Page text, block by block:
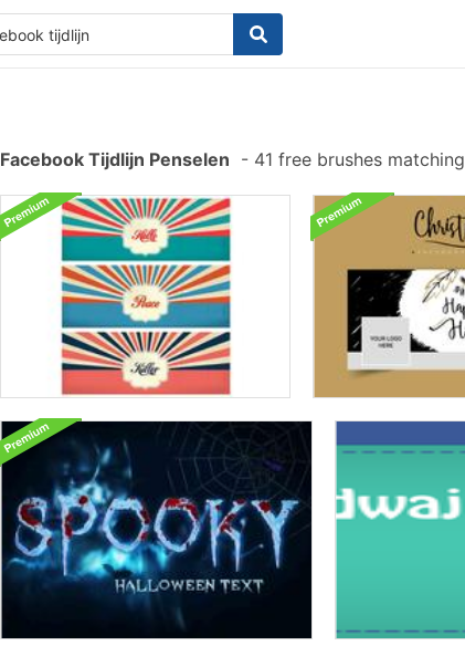
Facebook Tijdlijn Penselen - 41 free brushes matching